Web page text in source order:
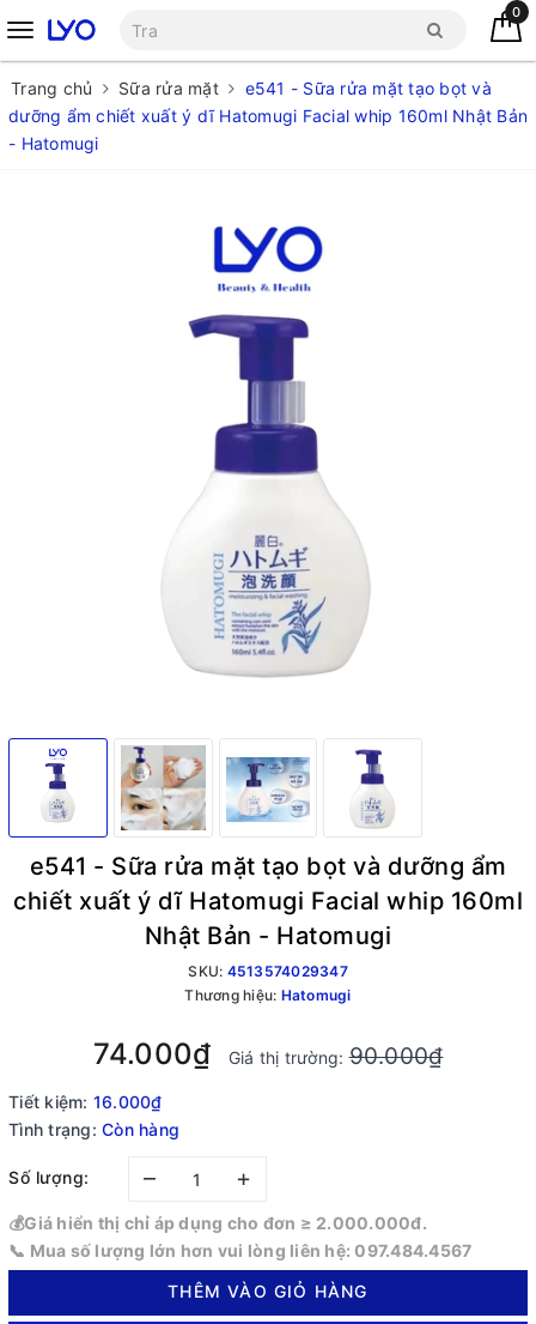
0
Trang chủ Sữa rửa mặt
e541 - Sữa rửa mặt tạo bọt và
dưỡng ẩm chiết xuất ý dĩ Hatomugi Facial whip 160ml Nhật Bản
- Hatomugi
e541 - Sữa rửa mặt tạo bọt và dưỡng ẩm
chiết xuất ý dĩ Hatomugi Facial whip 160ml
Nhật Bản - Hatomugi
SKU: 4513574029347
Thương hiệu: Hatomugi
74.000₫ Giá thị trường:90.000₫
Tiết kiệm: 16.000₫
Tình trạng: Còn hàng
Số lượng: – +
💰Giá hiển thị chỉ áp dụng cho đơn ≥ 2.000.000đ.
📞 Mua số lượng lớn hơn vui lòng liên hệ: 097.484.4567
THÊM VÀO GIỎ HÀNG